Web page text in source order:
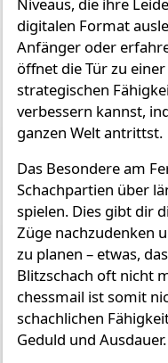
digitalen Format
Anfänger oder
öffnet die Tür zu
strategischen
verbessern kannst,
ganzen Welt antrittst.
Das Besondere am
Schachpartien über
spielen. Dies gibt dir
Züge nachzudenken
zu planen – etwas,
Blitzschach oft nicht
chessmail ist somit
schachlichen
Geduld und Ausdauer.